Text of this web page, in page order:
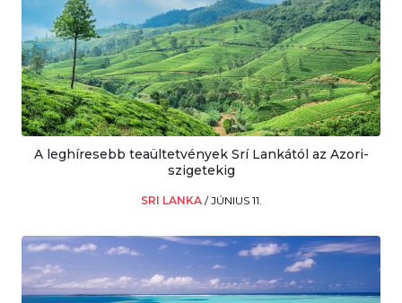
A leghíresebb teaültetvények Srí Lankától az Azori-
szigetekig
SRI LANKA /JÚNIUS 11.